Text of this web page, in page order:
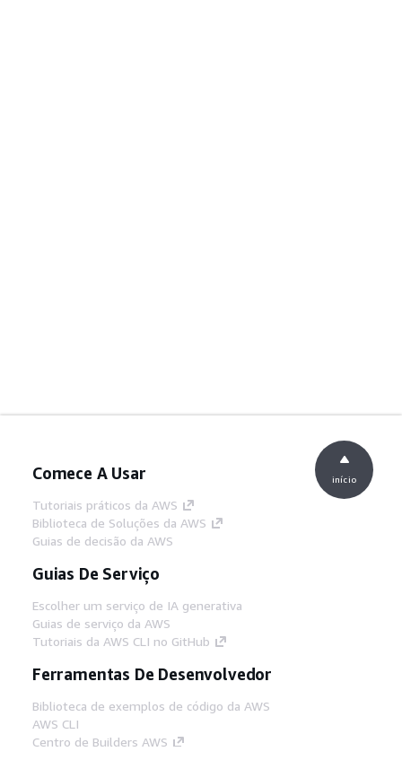
Comece A Usar
Tutoriais práticos da AWS
Biblioteca de Soluções da AWS
Guias de decisão da AWS
Guias De Serviço
Escolher um serviço de IA generativa
Guias de serviço da AWS
Tutoriais da AWS CLI no GitHub
Ferramentas De Desenvolvedor
Biblioteca de exemplos de código da AWS
AWS CLI
Centro de Builders AWS
início